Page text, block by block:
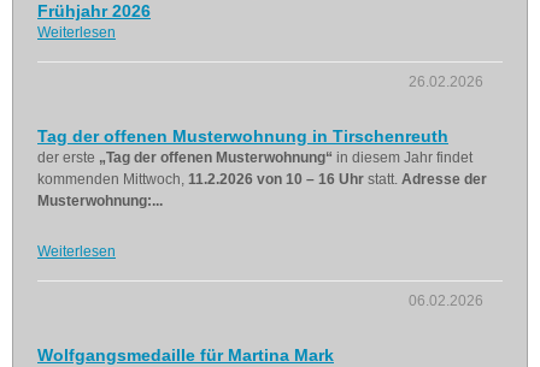
Frühjahr 2026
Weiterlesen
26.02.2026
Tag der offenen Musterwohnung in Tirschenreuth
der erste „Tag der offenen Musterwohnung“ in diesem Jahr findet
kommenden Mittwoch, 11.2.2026 von 10 – 16 Uhr statt. Adresse der
Musterwohnung:...
Weiterlesen
06.02.2026
Wolfgangsmedaille für Martina Mark